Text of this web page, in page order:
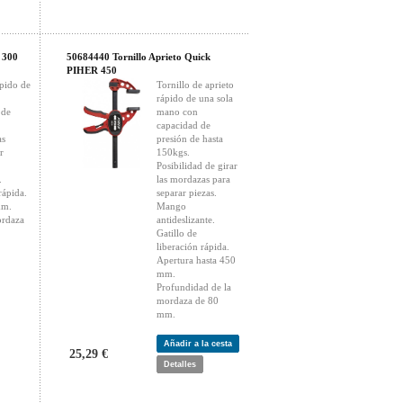
de
50684440 Tornillo Aprieto Quick
PIHER 450
Tornillo de aprieto
rápido de una sola
mano con
capacidad de
presión de hasta
150kgs.
Posibilidad de girar
las mordazas para
separar piezas.
Mango
antideslizante.
Gatillo de
liberación rápida.
Apertura hasta 450
mm.
Profundidad de la
mordaza de 80
mm.
25,29 €
Añadir a la cesta
Detalles